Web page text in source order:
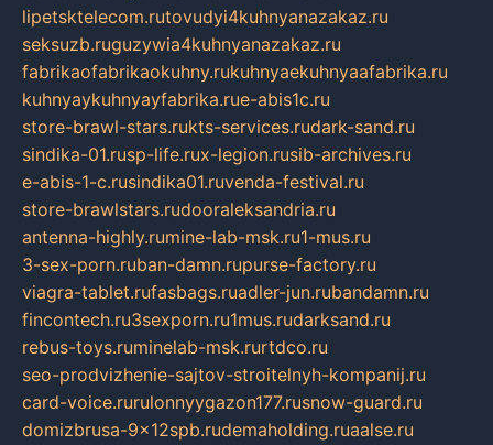
lipetsktelecom.rutovudyi4kuhnyanazakaz.ru
seksuzb.ruguzywia4kuhnyanazakaz.ru
fabrikaofabrikaokuhny.rukuhnyaekuhnyaafabrika.ru
kuhnyaykuhnyayfabrika.rue-abis1c.ru
store-brawl-stars.rukts-services.rudark-sand.ru
sindika-01.rusp-life.rux-legion.rusib-archives.ru
e-abis-1-c.rusindika01.ruvenda-festival.ru
store-brawlstars.rudooraleksandria.ru
antenna-highly.rumine-lab-msk.ru1-mus.ru
3-sex-porn.ruban-damn.rupurse-factory.ru
viagra-tablet.rufasbags.ruadler-jun.rubandamn.ru
fincontech.ru3sexporn.ru1mus.rudarksand.ru
rebus-toys.ruminelab-msk.rurtdco.ru
seo-prodvizhenie-sajtov-stroitelnyh-kompanij.ru
card-voice.rurulonnyygazon177.rusnow-guard.ru
domizbrusa-9x12spb.rudemaholding.ruaalse.ru